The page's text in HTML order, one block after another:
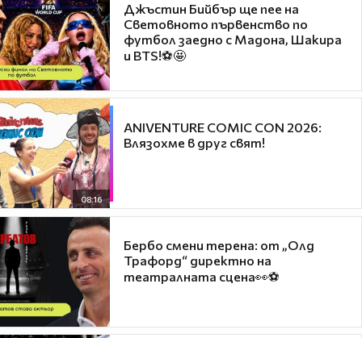
Джъстин Бийбър ще пее на
Световното първенство по
футбол заедно с Мадона, Шакира
и BTS!⚽🤩
08:16
ANIVENTURE COMIC CON 2026:
Влязохме в друг свят!
Бербо смени терена: от „Олд
Трафорд“ директно на
театралната сцена👀⚽